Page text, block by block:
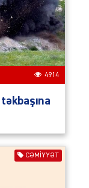
4914
CƏMIYYƏT